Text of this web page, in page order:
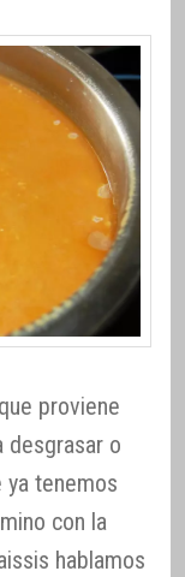
proviene
desgrasar o
ya tenemos
con la
hablamos